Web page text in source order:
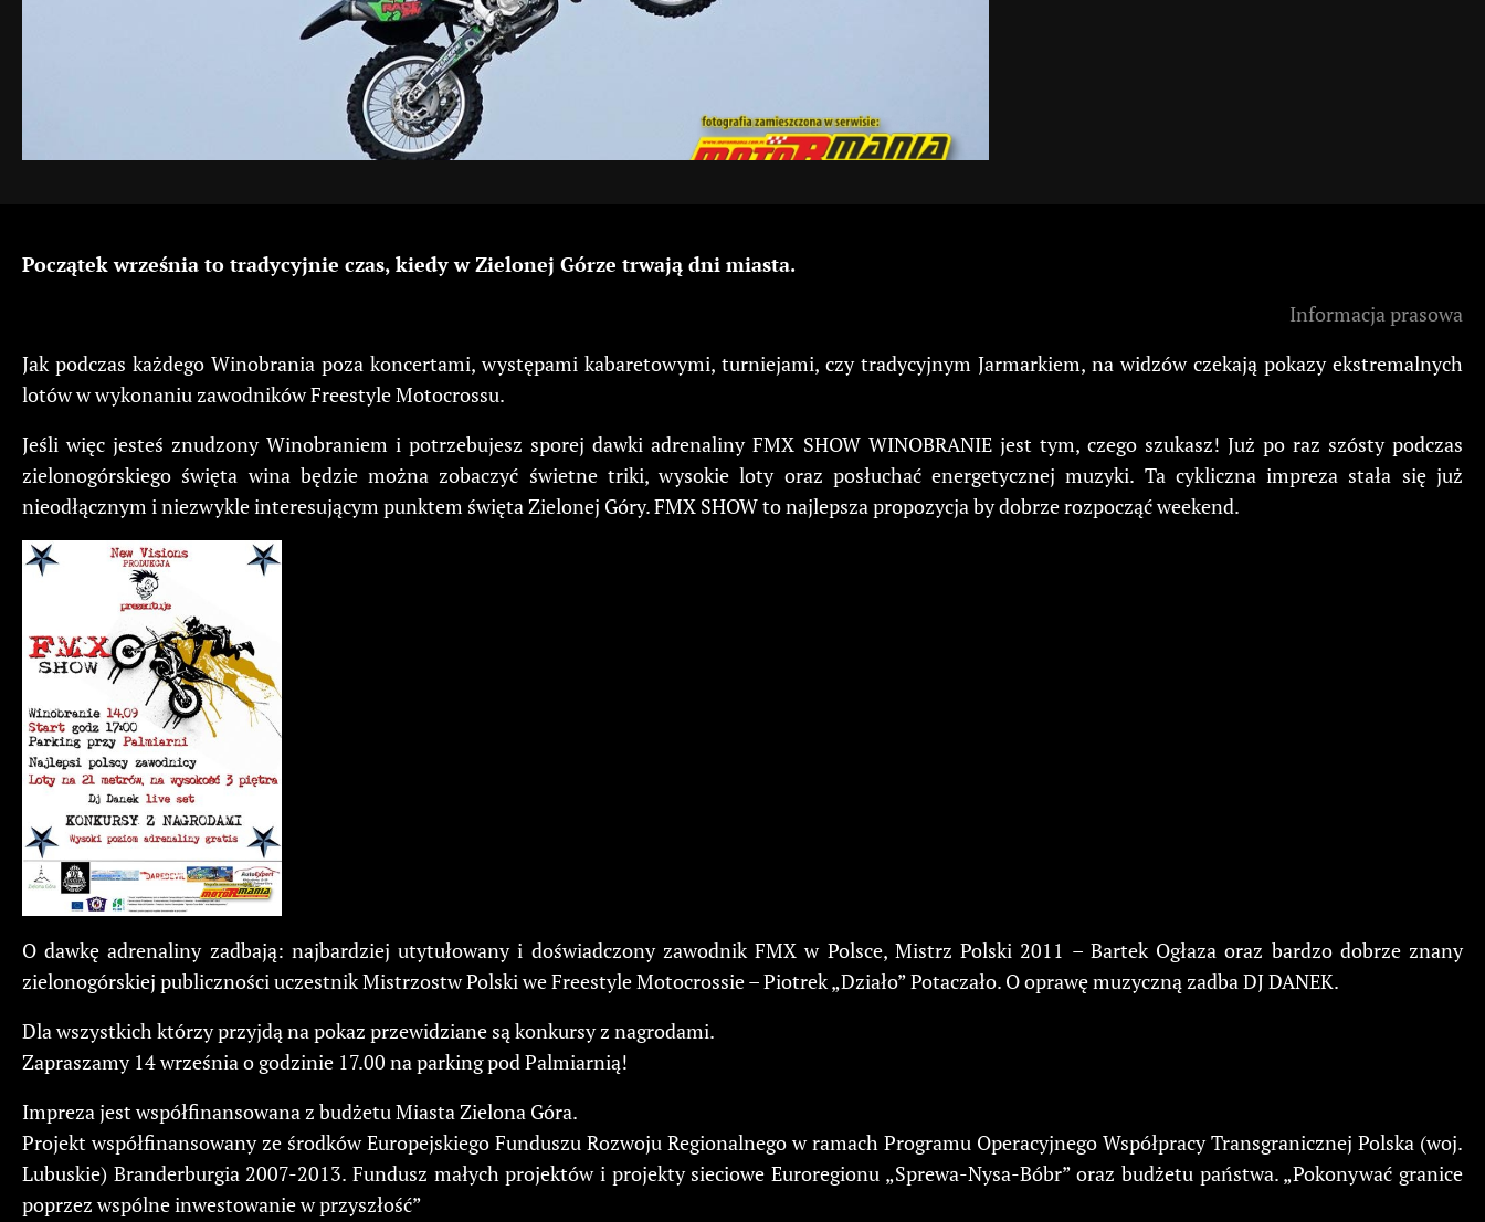
Początek września to tradycyjnie czas, kiedy w Zielonej Górze trwają dni miasta.
Informacja prasowa
Jak podczas każdego Winobrania poza koncertami, występami kabaretowymi, turniejami, czy tradycyjnym Jarmarkiem, na widzów czekają pokazy ekstremalnych
lotów w wykonaniu zawodników Freestyle Motocrossu.
Jeśli więc jesteś znudzony Winobraniem i potrzebujesz sporej dawki adrenaliny FMX SHOW WINOBRANIE jest tym, czego szukasz! Już po raz szósty podczas
zielonogórskiego święta wina będzie można zobaczyć świetne triki, wysokie loty oraz posłuchać energetycznej muzyki. Ta cykliczna impreza stała się już
nieodłącznym i niezwykle interesującym punktem święta Zielonej Góry. FMX SHOW to najlepsza propozycja by dobrze rozpocząć weekend.
O dawkę adrenaliny zadbają: najbardziej utytułowany i doświadczony zawodnik FMX w Polsce, Mistrz Polski 2011 – Bartek Ogłaza oraz bardzo dobrze znany
zielonogórskiej publiczności uczestnik Mistrzostw Polski we Freestyle Motocrossie – Piotrek „Działo” Potaczało. O oprawę muzyczną zadba DJ DANEK.
Dla wszystkich którzy przyjdą na pokaz przewidziane są konkursy z nagrodami.
Zapraszamy 14 września o godzinie 17.00 na parking pod Palmiarnią!
Impreza jest współfinansowana z budżetu Miasta Zielona Góra.
Projekt współfinansowany ze środków Europejskiego Funduszu Rozwoju Regionalnego w ramach Programu Operacyjnego Współpracy Transgranicznej Polska (woj.
Lubuskie) Branderburgia 2007-2013. Fundusz małych projektów i projekty sieciowe Euroregionu „Sprewa-Nysa-Bóbr” oraz budżetu państwa. „Pokonywać granice
poprzez wspólne inwestowanie w przyszłość”